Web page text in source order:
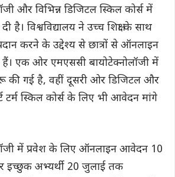
और विभिन्न डिजिटल स्किल कोर्स में
है। विश्वविद्यालय ने उच्च शिक्षा के साथ
करने के उद्देश्य से छात्रों से ऑनलाइन
एक ओर एमएससी बायोटेक्नोलॉजी में
की गई है, वहीं दूसरी ओर डिजिटल और
टर्म स्किल कोर्स के लिए भी आवेदन मांगे
में प्रवेश के लिए ऑनलाइन आवेदन 10
अभ्यर्थी 20 जुलाई तक